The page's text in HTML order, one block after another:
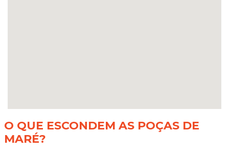
O QUE ESCONDEM AS POÇAS DE
MARÉ?